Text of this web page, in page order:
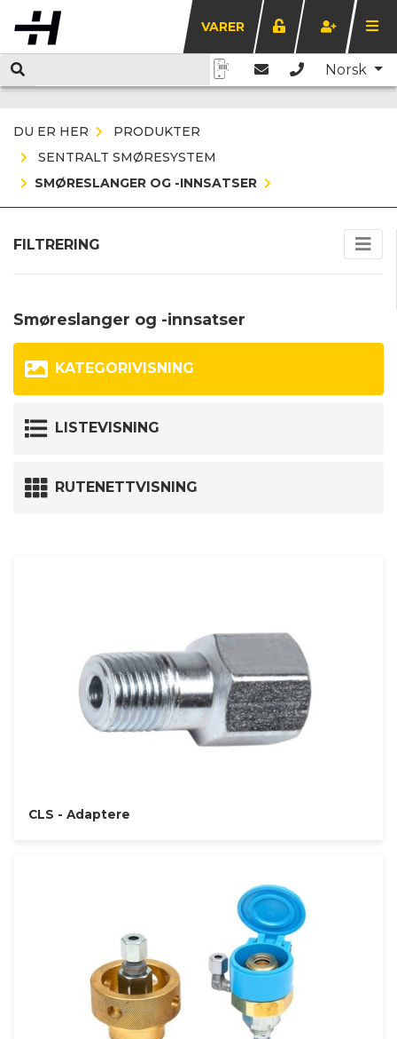
VARER
Norsk
DU ER HER
PRODUKTER
SENTRALT SMØRESYSTEM
SMØRESLANGER OG -INNSATSER
FILTRERING
Smøreslanger og -innsatser
KATEGORIVISNING
LISTEVISNING
RUTENETTVISNING
CLS - Adaptere